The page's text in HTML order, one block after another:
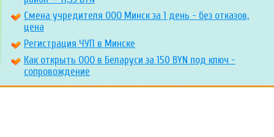
Смена учредителя ООО Минск за 1 день - без отказов,
цена
Регистрация ЧУП в Минске
Как открыть ООО в Беларуси за 150 BYN под ключ -
сопровождение